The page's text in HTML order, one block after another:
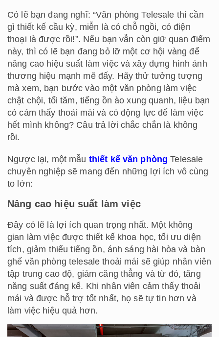
Có lẽ bạn đang nghĩ: “Văn phòng Telesale thì cần
gì thiết kế cầu kỳ, miễn là có chỗ ngồi, có điện
thoại là được rồi!”. Nếu bạn vẫn còn giữ quan điểm
này, thì có lẽ bạn đang bỏ lỡ một cơ hội vàng để
nâng cao hiệu suất làm việc và xây dựng hình ảnh
thương hiệu mạnh mẽ đấy. Hãy thử tưởng tượng
mà xem, bạn bước vào một văn phòng làm việc
chật chội, tối tăm, tiếng ồn ào xung quanh, liệu bạn
có cảm thấy thoải mái và có động lực để làm việc
hết mình không? Câu trả lời chắc chắn là không
rồi.
Ngược lại, một mẫu thiết kế văn phòng Telesale
chuyên nghiệp sẽ mang đến những lợi ích vô cùng
to lớn:
Nâng cao hiệu suất làm việc
Đây có lẽ là lợi ích quan trọng nhất. Một không
gian làm việc được thiết kế khoa học, tối ưu diện
tích, giảm thiểu tiếng ồn, ánh sáng hài hòa và bàn
ghế văn phòng telesale thoải mái sẽ giúp nhân viên
tập trung cao độ, giảm căng thẳng và từ đó, tăng
năng suất đáng kể. Khi nhân viên cảm thấy thoải
mái và được hỗ trợ tốt nhất, họ sẽ tự tin hơn và
làm việc hiệu quả hơn.